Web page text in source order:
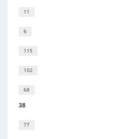
11
6
115
102
68
38
77